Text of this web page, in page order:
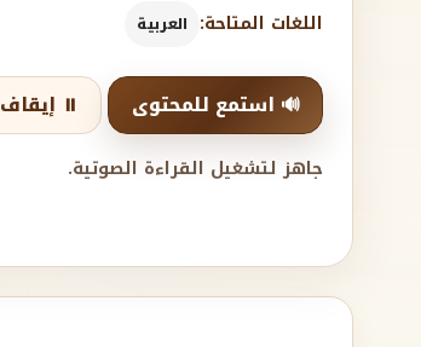
اللغات المتاحة: العربية
🔊 استمع للمحتوى ⏸️ إيقاف
جاهز لتشغيل القراءة الصوتية.